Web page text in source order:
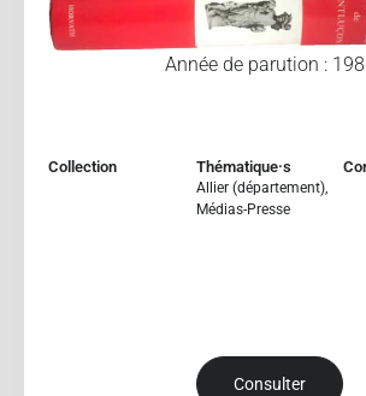
Année de parution :
Collection Thématique·s
Allier (département),
Médias-Presse
Consulter